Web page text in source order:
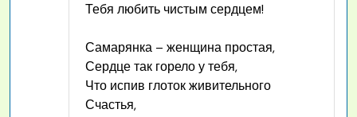
Тебя любить чистым сердцем!
Самарянка – женщина простая,
Сердце так горело у тебя,
Что испив глоток живительного
Счастья,